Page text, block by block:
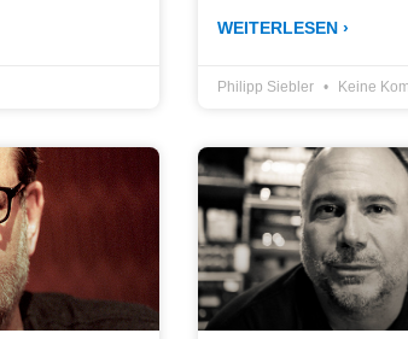
WEITERLESEN ›
Philipp Siebler Keine